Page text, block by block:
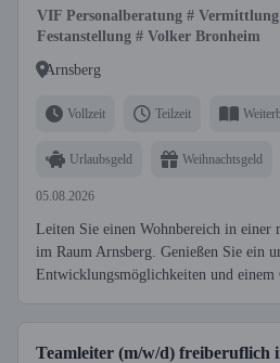
VIF Personalberatung #
Festanstellung # Volker Bronheim
Arnsberg
Vollzeit Teilzeit
Urlaubsgeld Weihnachtsgeld
05.08.2026
Leiten Sie einen Wohnbereich in einer
im Raum Arnsberg. Genießen Sie ein
Entwicklungsmöglichkeiten und einem
Teamleiter (m/w/d) freiberuflich